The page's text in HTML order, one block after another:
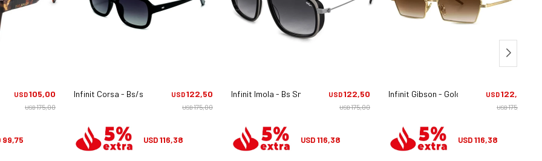
grn Grd
USD105,00
USD175,00
99,75
Infinit Corsa - Bs/s10 USD122,50
USD175,00
USD116,38
Infinit Imola - Bs Smk/grd USD122,50
USD175,00
USD116,38
Infinit Gibson - Gold/brn GrdUSD122,50
USD175,00
USD116,38